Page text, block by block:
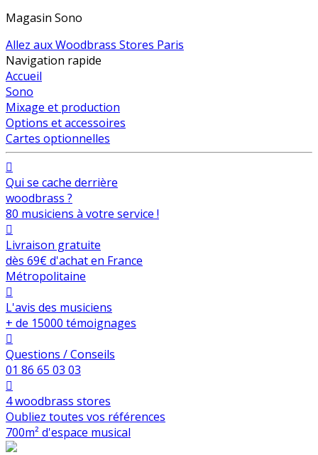
Magasin Sono
Allez auxWoodbrass Stores Paris
Navigation rapide
Accueil
Sono
Mixage et production
Options et accessoires
Cartes optionnelles

Qui se cache derrière
woodbrass ?
80 musiciens à votre service !

Livraison gratuite
dès 69€ d'achat en France
Métropolitaine

L'avis des musiciens
+ de 15000 témoignages

Questions / Conseils
01 86 65 03 03

4 woodbrass stores
Oubliez toutes vos références
700m² d'espace musical